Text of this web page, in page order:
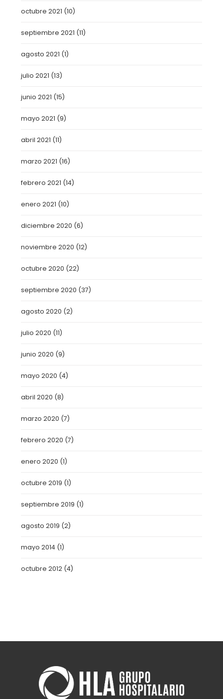
octubre 2021 (10)
septiembre 2021 (11)
agosto 2021 (1)
julio 2021 (13)
junio 2021 (15)
mayo 2021 (9)
abril 2021 (11)
marzo 2021 (16)
febrero 2021 (14)
enero 2021 (10)
diciembre 2020 (6)
noviembre 2020 (12)
octubre 2020 (22)
septiembre 2020 (37)
agosto 2020 (2)
julio 2020 (11)
junio 2020 (9)
mayo 2020 (4)
abril 2020 (8)
marzo 2020 (7)
febrero 2020 (7)
enero 2020 (1)
octubre 2019 (1)
septiembre 2019 (1)
agosto 2019 (2)
mayo 2014 (1)
octubre 2012 (4)